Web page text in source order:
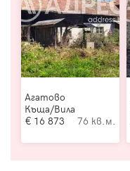
Агатово
Къща/Вила
16 873
76 кв.м.